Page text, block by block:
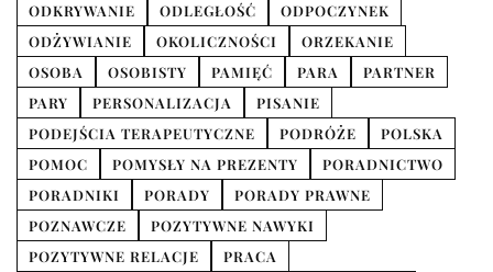
ODKRYWANIE
ODLEGŁOŚĆ
ODPOCZYNEK
ODŻYWIANIE
OKOLICZNOŚCI
ORZEKANIE
OSOBA
OSOBISTY PAMIĘĆ PARA
PARTNER
PARY
PERSONALIZACJA
PISANIE
PODEJŚCIA TERAPEUTYCZNE
PODRÓŻE
POLSKA
POMOC
POMYSŁY NA PREZENTY
PORADNICTWO
PORADNIKI
PORADY
PORADY PRAWNE
POZNAWCZE
POZYTYWNE NAWYKI
POZYTYWNE RELACJE
PRACA